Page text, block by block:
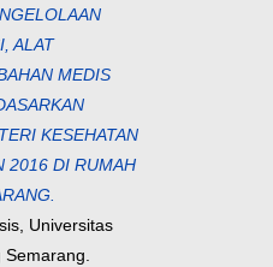
ALAT
MEDIS
KESEHATAN
2016 DI RUMAH
Universitas
Semarang.